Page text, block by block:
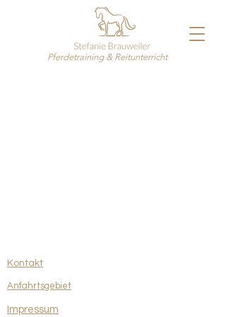
Pferdetraining & Reitunterricht
Kontakt
Anfahrtsgebiet
Impressum